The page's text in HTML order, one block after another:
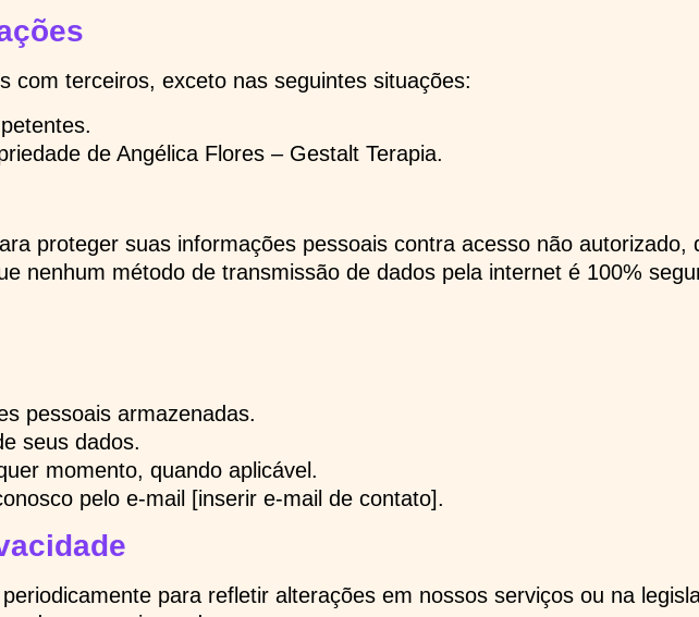
com terceiros, exceto nas seguintes situações:
de Angélica Flores – Gestalt Terapia.
proteger suas informações pessoais contra acesso não autorizado,
nenhum método de transmissão de dados pela internet é 100%
pessoais armazenadas.
seus dados.
momento, quando aplicável.
pelo e-mail [inserir e-mail de contato].
para refletir alterações em nossos serviços ou na